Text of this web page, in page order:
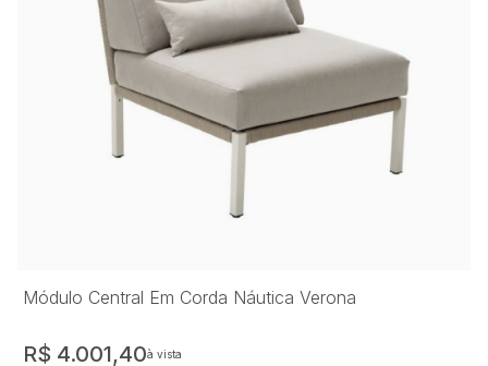
Módulo Central Em Corda Náutica Verona
R$ 4.001,40à vista